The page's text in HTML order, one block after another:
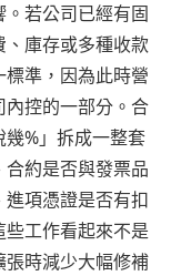
若公司已經有固
庫存或多種收款
準，因為此時營
控的一部分。合
%」拆成一整套
約是否與發票品
項憑證是否有扣
工作看起來不是
時減少大幅修補